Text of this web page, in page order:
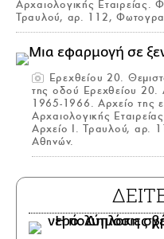
Αρχαιολογικής Εταιρείας.
Τραυλού, αρ. 112,
Ερεχθείου 20.
της οδού Ερεχθείου 20.
1965-1966. Αρχείο της
Αρχαιολογικής
Αρχείο Ι. Τραυλού, αρ.
Αθηνών.